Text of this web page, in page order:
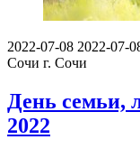
2022-07-08 2022-07-
Сочи г. Сочи
День семьи,
2022